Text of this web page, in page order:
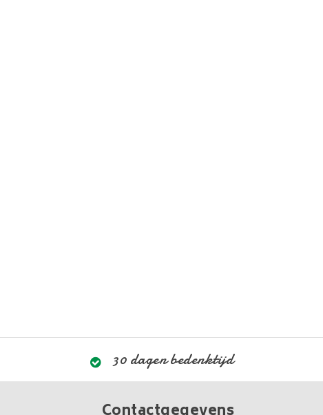
30 dagen bedenktijd